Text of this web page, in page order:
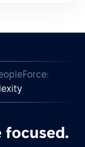
focused.